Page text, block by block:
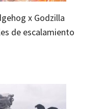
x Godzilla
de escalamiento